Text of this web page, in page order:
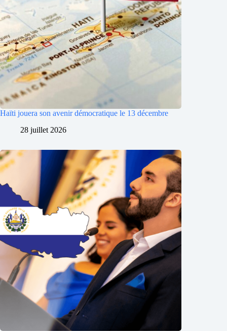
Haïti jouera son avenir démocratique le 13 décembre
28 juillet 2026